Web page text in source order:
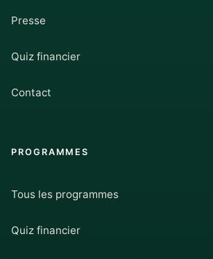
Presse
Quiz financier
Contact
PROGRAMMES
Tous les programmes
Quiz financier